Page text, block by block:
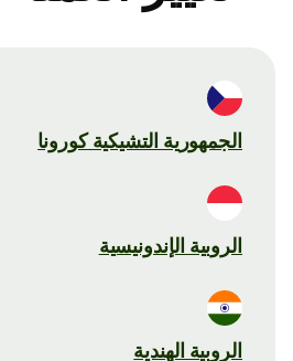
الجمهورية التشيكية كورونا
الروبية الإندونيسية
الروبية الهندية